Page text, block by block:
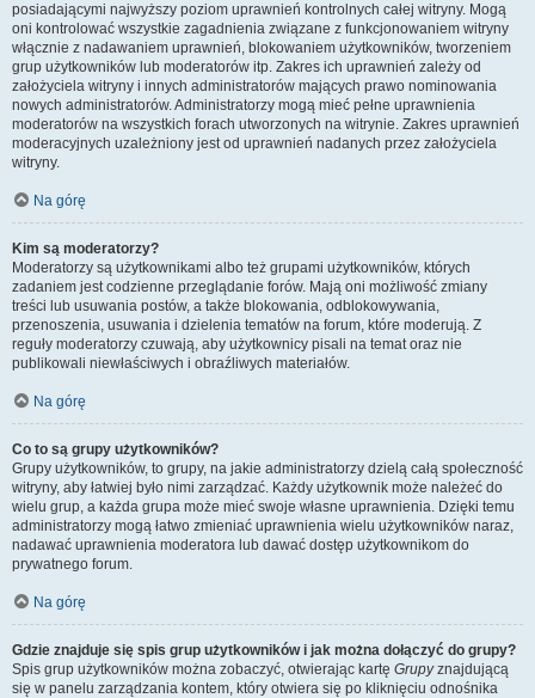
posiadającymi najwyższy poziom uprawnień kontrolnych całej witryny. Mogą
oni kontrolować wszystkie zagadnienia związane z funkcjonowaniem witryny
włącznie z nadawaniem uprawnień, blokowaniem użytkowników, tworzeniem
grup użytkowników lub moderatorów itp. Zakres ich uprawnień zależy od
założyciela witryny i innych administratorów mających prawo nominowania
nowych administratorów. Administratorzy mogą mieć pełne uprawnienia
moderatorów na wszystkich forach utworzonych na witrynie. Zakres uprawnień
moderacyjnych uzależniony jest od uprawnień nadanych przez założyciela
witryny.
Na górę
Kim są moderatorzy?
Moderatorzy są użytkownikami albo też grupami użytkowników, których
zadaniem jest codzienne przeglądanie forów. Mają oni możliwość zmiany
treści lub usuwania postów, a także blokowania, odblokowywania,
przenoszenia, usuwania i dzielenia tematów na forum, które moderują. Z
reguły moderatorzy czuwają, aby użytkownicy pisali na temat oraz nie
publikowali niewłaściwych i obraźliwych materiałów.
Na górę
Co to są grupy użytkowników?
Grupy użytkowników, to grupy, na jakie administratorzy dzielą całą społeczność
witryny, aby łatwiej było nimi zarządzać. Każdy użytkownik może należeć do
wielu grup, a każda grupa może mieć swoje własne uprawnienia. Dzięki temu
administratorzy mogą łatwo zmieniać uprawnienia wielu użytkowników naraz,
nadawać uprawnienia moderatora lub dawać dostęp użytkownikom do
prywatnego forum.
Na górę
Gdzie znajduje się spis grup użytkowników i jak można dołączyć do grupy?
Spis grup użytkowników można zobaczyć, otwierając kartę Grupyznajdującą
się w panelu zarządzania kontem, który otwiera się po kliknięciu odnośnika